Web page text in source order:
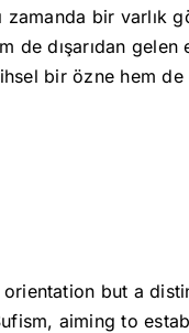
bir varlık
de dışarıdan
bir özne hem
but a
aiming to